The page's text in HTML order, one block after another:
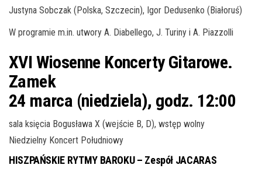
Justyna Sobczak (Polska, Szczecin), Igor Dedusenko (Białoruś)
W programie m.in. utwory A. Diabellego, J. Turiny i A. Piazzolli
XVI Wiosenne Koncerty Gitarowe.
Zamek
24 marca (niedziela), godz. 12:00
sala księcia Bogusława X (wejście B, D), wstęp wolny
Niedzielny Koncert Południowy
HISZPAŃSKIE RYTMY BAROKU – Zespół JACARAS